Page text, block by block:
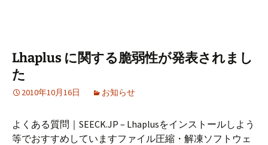
Lhaplus に関する脆弱性が発表されまし
た
2010年10月16日 お知らせ
よくある質問｜SEECK.JP – Lhaplusをインストールしよう
等でおすすめしていますファイル圧縮・解凍ソフトウェ